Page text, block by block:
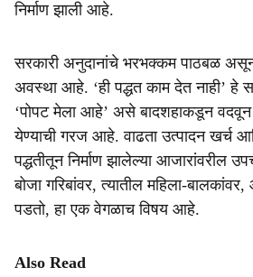
निर्माण झाली आहे.
सरकारी अनुदानांचे भरभक्कम पाठबळ
अवस्था आहे. ‘ही पद्धत काम देत नाही’ हे
‘पोपट मेला आहे’ असे बादशहाकडून वदवून
येण्याची गरज आहे. वाढता उत्पादन खर्च
पद्धतीतून निर्माण झालेल्या आजारांवरील
बोजा गरिबांवर, त्यातील महिला-बालकांवर,
पडतो, हा एक वेगळाच विषय आहे.
Also Read